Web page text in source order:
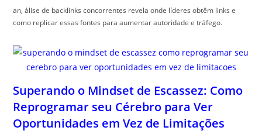
an, álise de backlinks concorrentes revela onde líderes obtêm links e
como replicar essas fontes para aumentar autoridade e tráfego.
Superando o Mindset de Escassez: Como
Reprogramar seu Cérebro para Ver
Oportunidades em Vez de Limitações